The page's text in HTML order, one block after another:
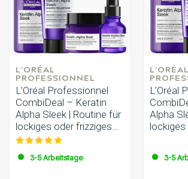
L'ORÉAL
PROFESSIONNEL
L’Oréal Professionnel
CombiDeal – Keratin
Alpha Sleek | Routine für
lockiges oder frizziges
Haar
3-5 Arbeitstage
L'ORÉAL
L’Oréal
Alpha
lockiges
3-5